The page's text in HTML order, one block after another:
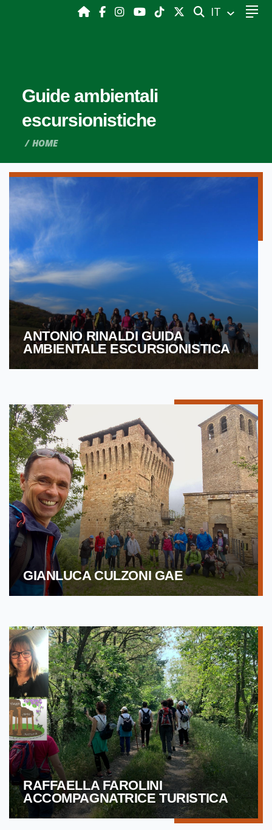
CERCA
IT
Guide ambientali
escursionistiche
HOME
ANTONIO RINALDI GUIDA
AMBIENTALE ESCURSIONISTICA
GIANLUCA CULZONI GAE
RAFFAELLA FAROLINI
ACCOMPAGNATRICE TURISTICA